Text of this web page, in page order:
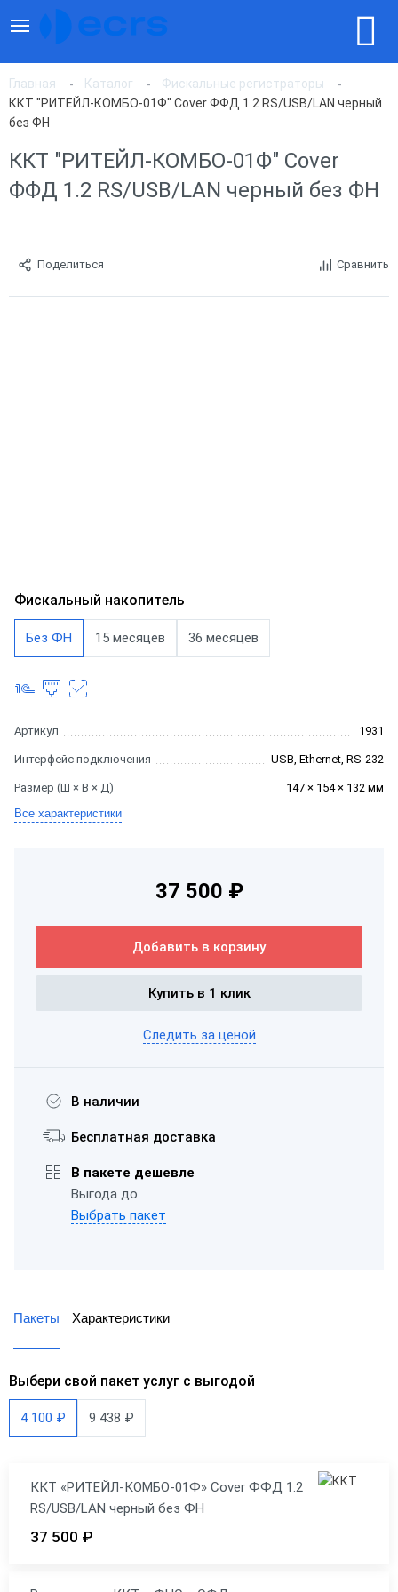
Главная Каталог
Фискальные регистраторы
ККТ "РИТЕЙЛ-КОМБО-01Ф" Cover ФФД 1.2 RS/USB/LAN черный
без ФН
ККТ "РИТЕЙЛ-КОМБО-01Ф" Cover
ФФД 1.2 RS/USB/LAN черный без ФН
Поделиться Сравнить
Фискальный накопитель
Без ФН 15 месяцев 36 месяцев
Артикул 1931
Интерфейс подключения USB, Ethernet, RS-232
Размер (Ш × В × Д)
147 × 154 × 132 мм
Все характеристики
37 500 ₽
Добавить в корзину
Купить в 1 клик
Следить за ценой
В наличии
Бесплатная доставка
В пакете дешевле
Выгода до
Выбрать пакет
Пакеты Характеристики
Выбери свой пакет услуг с выгодой
4 100 ₽ 9 438 ₽
ККТ «РИТЕЙЛ-КОМБО-01Ф» Cover ФФД 1.2
RS/USB/LAN черный без ФН
37 500 ₽